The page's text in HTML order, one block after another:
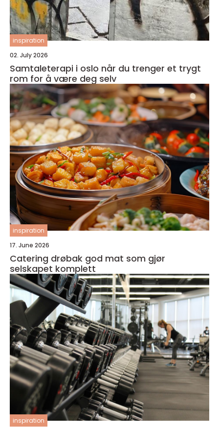
inspiration
02. July 2026
Samtaleterapi i oslo når du trenger et trygt
rom for å være deg selv
inspiration
17. June 2026
Catering drøbak god mat som gjør
selskapet komplett
inspiration